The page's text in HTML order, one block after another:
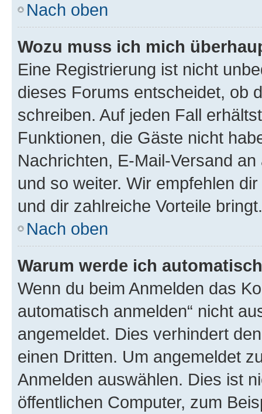
Nach oben
Wozu muss ich mich
Eine Registrierung ist nicht
dieses Forums entscheidet, ob
schreiben. Auf jeden Fall
Funktionen, die Gäste nicht
Nachrichten, E-Mail-Versand
und so weiter. Wir empfehlen
und dir zahlreiche Vorteile bringt.
Nach oben
Warum werde ich
Wenn du beim Anmelden das
automatisch anmelden“ nicht
angemeldet. Dies verhindert
einen Dritten. Um angemeldet
Anmelden auswählen. Dies ist
öffentlichen Computer, zum